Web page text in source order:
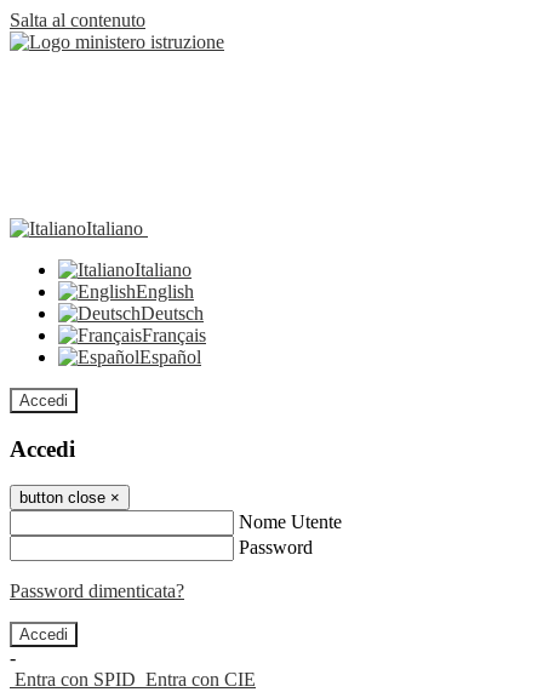
Salta al contenuto
Italiano
Italiano
English
Deutsch
Français
Español
Accedi
Accedi
button close ×
Nome Utente
Password
Password dimenticata?
-
Entra con SPID Entra con CIE